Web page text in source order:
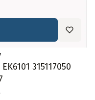
315117050